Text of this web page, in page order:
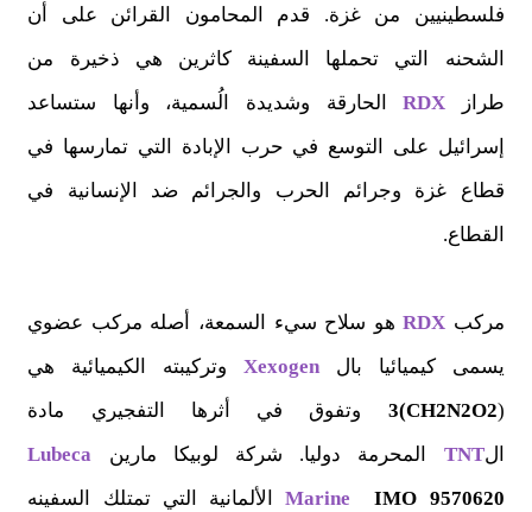
فلسطينيين من غزة. قدم المحامون القرائن على أن
الشحنه التي تحملها السفينة كاثرين هي ذخيرة من
طراز
RDXالحارقة وشديدة الُسمية، وأنها ستساعد
إسرائيل على التوسع في حرب الإبادة التي تمارسها في
قطاع غزة وجرائم الحرب والجرائم ضد الإنسانية في
القطاع.
مركب RDXهو سلاح سيء السمعة، أصله مركب عضوي
يسمى كيميائيا بال
Xexogenوتركيبته الكيميائية هي
(
CH2N2O2)3
وتفوق في أثرها التفجيري مادة
الTNT المحرمة دوليا. شركة لوبيكا مارين
Lubeca
Marine
IMO 9570620
الألمانية التي تمتلك السفينه